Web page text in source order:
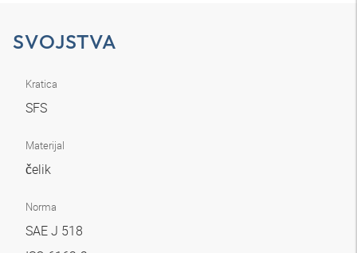
SVOJSTVA
Kratica
SFS
Materijal
čelik
Norma
SAE J 518